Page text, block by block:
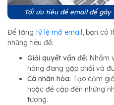
Tối ưu tiêu đề email để
Để tăng tỷ lệ mở email, bạn có
những tiêu đề:
Giải quyết vấn đề: Nhắm
hàng đang gặp phải và
Cá nhân hóa: Tạo cảm
hoặc đề cập đến những
tượng.